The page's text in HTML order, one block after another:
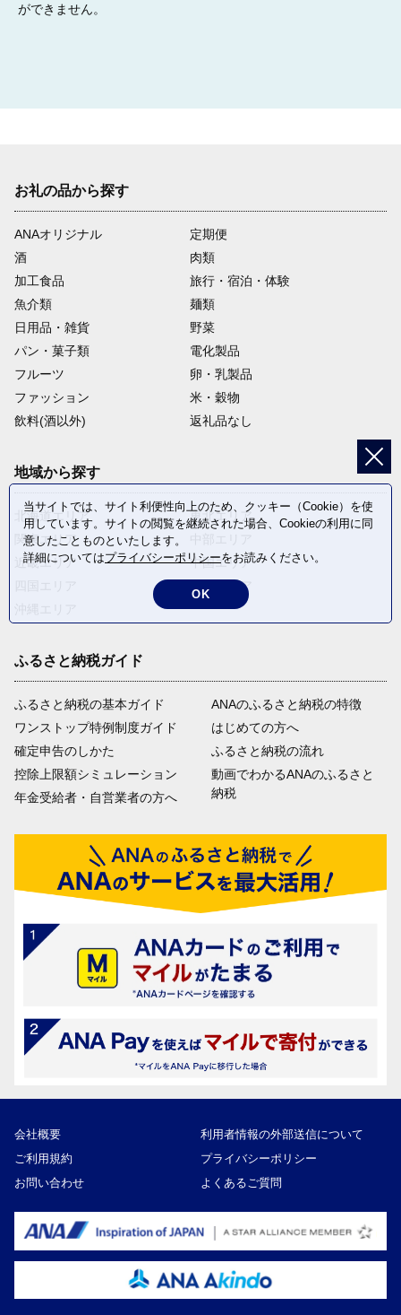
ができません。
お礼の品から探す
ANAオリジナル
定期便
酒
肉類
加工食品
旅行・宿泊・体験
魚介類
麺類
日用品・雑貨
野菜
パン・菓子類
電化製品
フルーツ
卵・乳製品
ファッション
米・穀物
飲料(酒以外)
返礼品なし
地域から探す
北海道エリア
関東エリア
近畿エリア
東北エリア
中国エリア
九州エリア
ふるさと納税ガイド
ふるさと納税の基本ガイド
ワンストップ特例制度ガイド
確定申告のしかた
控除上限額シミュレーション
年金受給者・自営業者の方へ
ANAのふるさと納税の特徴
はじめての方へ
ふるさと納税の流れ
動画でわかるANAのふるさと
納税
会社概要
利用者情報の外部送信について
ご利用規約
プライバシーポリシー
お問い合わせ
よくあるご質問
当サイトでは、サイト利便性向上のため、クッキー（Cookie）を使
用しています。サイトの閲覧を継続された場合、Cookieの利用に同
意したことものといたします。
詳細についてはプライバシーポリシーをお読みください。
OK